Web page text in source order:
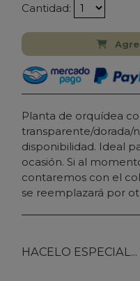
Cantidad:
Planta de orquídea
transparente/dorada/
disponibilidad. Ideal
ocasión. Si al
contaremos con el
se reemplazará por
HACELO